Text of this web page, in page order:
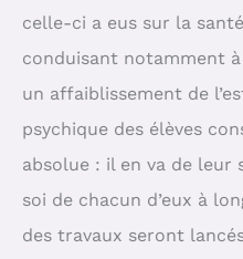
celle-ci a eus sur la
conduisant notamment
un affaiblissement de
psychique des élèves
absolue : il en va de
soi de chacun d’eux à
des travaux seront